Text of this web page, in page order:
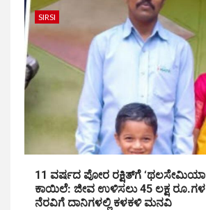
SIRSI
11 ವರ್ಷದ ಪೋರ ರಕ್ಷಿತ್‌ಗೆ
ಕಾಯಿಲೆ: ಜೀವ ಉಳಿಸಲು 45 ಲಕ್ಷ ರೂ.ಗಳ
ನೆರವಿಗೆ ದಾನಿಗಳಲ್ಲಿ ಕಳಕಳಿ ಮನವಿ